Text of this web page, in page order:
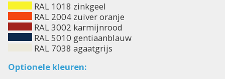
RAL 1018 zinkgeel
RAL 2004 zuiver oranje
RAL 3002 karmijnrood
RAL 5010 gentiaanblauw
RAL 7038 agaatgrijs
Optionele kleuren: